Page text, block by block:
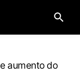
aumento do